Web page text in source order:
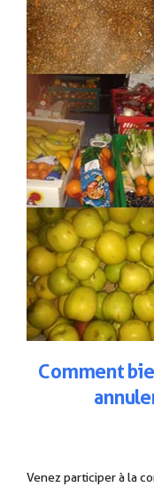
Commentb
Venez participer à la